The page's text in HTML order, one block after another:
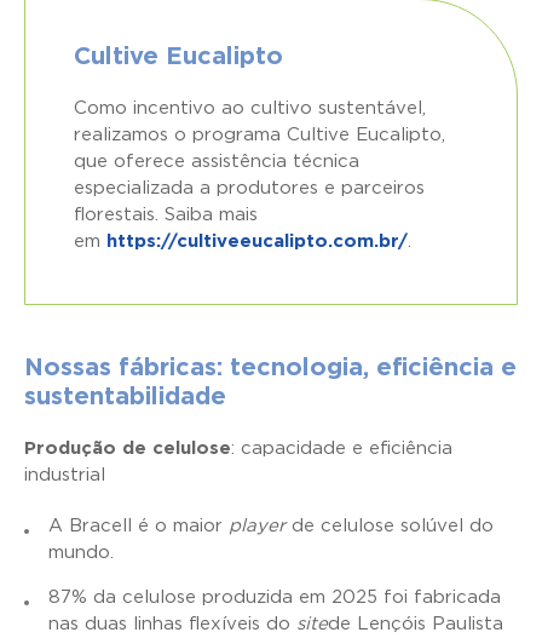
Cultive Eucalipto
Como incentivo ao cultivo sustentável,
realizamos o programa Cultive Eucalipto,
que oferece assistência técnica
especializada a produtores e parceiros
florestais. Saiba mais
em
https://cultiveeucalipto.com.br/
Nossas fábricas: tecnologia, eficiência e
sustentabilidade
Produção de celulose: capacidade e eficiência
industrial
A Bracell é o maior player de celulose solúvel do
mundo.
87% da celulose produzida em 2025 foi fabricada
nas duas linhas flexíveis do sitede Lençóis Paulista